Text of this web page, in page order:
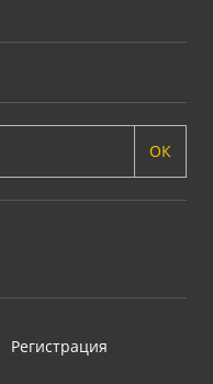
ОК
Регистрация